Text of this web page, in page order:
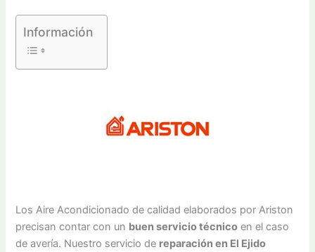
Información
Los Aire Acondicionado de calidad elaborados por Ariston
precisan contar con un buen servicio técnico en el caso
de avería. Nuestro servicio de reparación en El Ejido